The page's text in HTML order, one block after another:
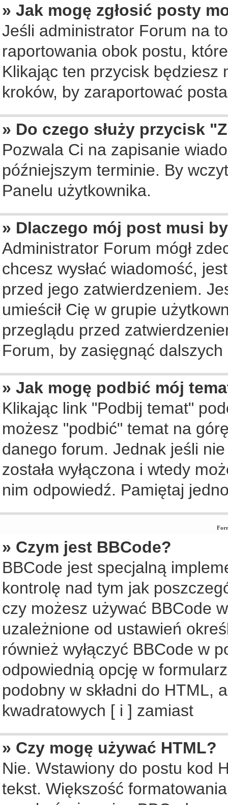
» Jak mogę zgłosić posty
Jeśli administrator Forum na
raportowania obok postu,
Klikając ten przycisk będziesz
kroków, by zaraportować
» Do czego służy przycisk
Pozwala Ci na zapisanie
późniejszym terminie. By
Panelu użytkownika.
» Dlaczego mój post musi
Administrator Forum mógł
chcesz wysłać wiadomość,
przed jego zatwierdzeniem.
umieścił Cię w grupie
przeglądu przed
Forum, by zasięgnąć
» Jak mogę podbić mój
Klikając link "Podbij temat"
możesz "podbić" temat na
danego forum. Jednak jeśli
została wyłączona i wtedy
nim odpowiedź. Pamiętaj
» Czym jest BBCode?
BBCode jest specjalną
kontrolę nad tym jak
czy możesz używać BBCode
uzależnione od ustawień
również wyłączyć BBCode w
odpowiednią opcję w
podobny w składni do HTML,
kwadratowych [ i ] zamiast
» Czy mogę używać HTML?
Nie. Wstawiony do postu kod
tekst. Większość